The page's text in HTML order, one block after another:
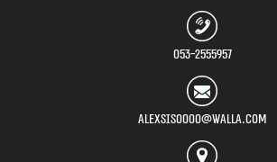
053-2555957
alexsis0000@walla.com